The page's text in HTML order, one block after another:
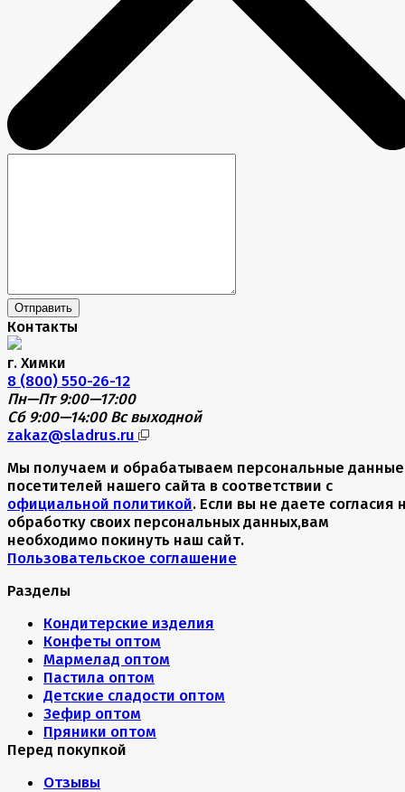
Отправить
Контакты
г. Химки
8 (800) 550-26-12
Пн—Пт 9:00—17:00
Сб 9:00—14:00 Вс выходной
zakaz@sladrus.ru
Мы получаем и обрабатываем персональные данные
посетителей нашего сайта в соответствии с
официальной политикой. Если вы не даете согласия
обработку своих персональных данных,вам
необходимо покинуть наш сайт.
Пользовательское соглашение
Разделы
Кондитерские изделия
Конфеты оптом
Мармелад оптом
Пастила оптом
Детские сладости оптом
Зефир оптом
Пряники оптом
Перед покупкой
Отзывы